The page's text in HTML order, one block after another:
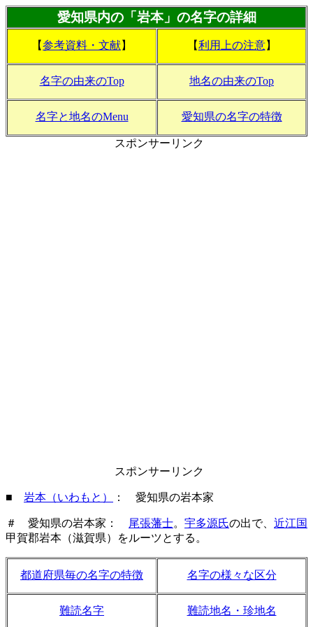
愛知県内の「岩本」の名字の詳細
【参考資料・文献】 【利用上の注意】
名字の由来のTop 地名の由来のTop
名字と地名のMenu 愛知県の名字の特徴
スポンサーリンク
スポンサーリンク
■ 岩本（いわもと） ： 愛知県の岩本家
＃ 愛知県の岩本家： 尾張藩士。 宇多源氏の出で、 近江国
甲賀郡岩本（滋賀県）をルーツとする。
都道府県毎の名字の特徴 名字の様々な区分
難読名字 難読地名・珍地名